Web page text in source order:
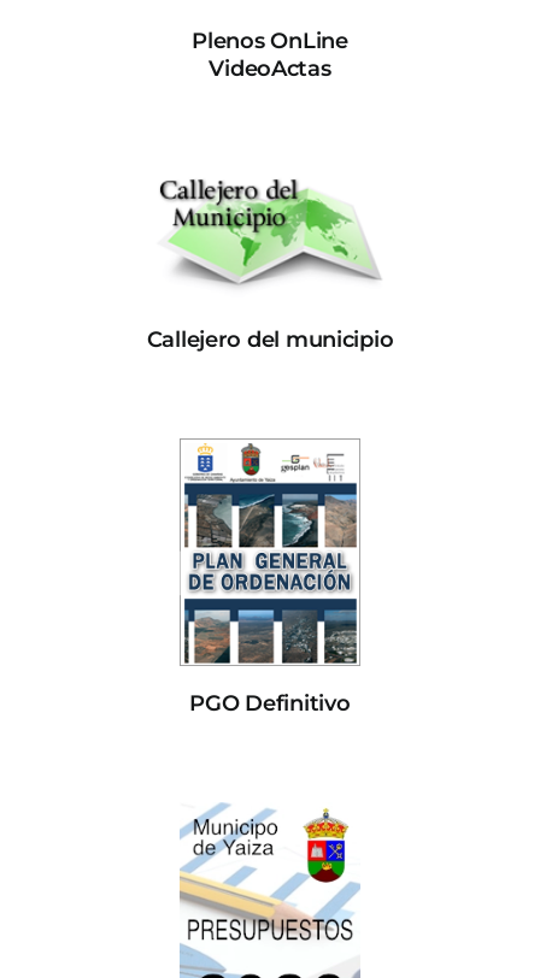
Plenos OnLine
VideoActas
Callejero del municipio
PGO Definitivo